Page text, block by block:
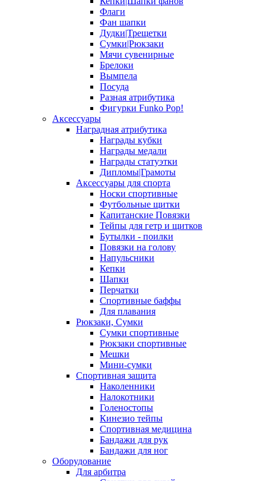
Флаги
Фан шапки
Дудки|Трещетки
Сумки|Рюкзаки
Мячи сувенирные
Брелоки
Вымпела
Посуда
Разная атрибутика
Фигурки Funko Pop!
Аксессуары
Наградная атрибутика
Награды кубки
Награды медали
Награды статуэтки
Дипломы|Грамоты
Аксессуары для спорта
Носки спортивные
Футбольные щитки
Капитанские Повязки
Тейпы для гетр и щитков
Бутылки - поилки
Повязки на голову
Напульсники
Кепки
Шапки
Перчатки
Спортивные баффы
Для плавания
Рюкзаки, Сумки
Сумки спортивные
Рюкзаки спортивные
Мешки
Мини-сумки
Спортивная защита
Наколенники
Налокотники
Голеностопы
Кинезио тейпы
Спортивная медицина
Бандажи для рук
Бандажи для ног
Оборудование
Для арбитра